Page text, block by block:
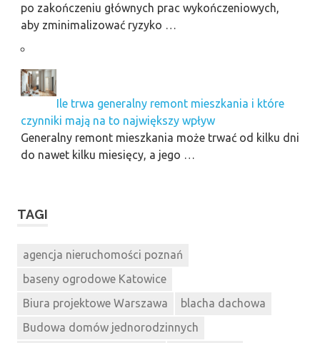
po zakończeniu głównych prac wykończeniowych,
aby zminimalizować ryzyko …
Ile trwa generalny remont mieszkania i które
czynniki mają na to największy wpływ
Generalny remont mieszkania może trwać od kilku dni
do nawet kilku miesięcy, a jego …
TAGI
agencja nieruchomości poznań
baseny ogrodowe Katowice
Biura projektowe Warszawa
blacha dachowa
Budowa domów jednorodzinnych